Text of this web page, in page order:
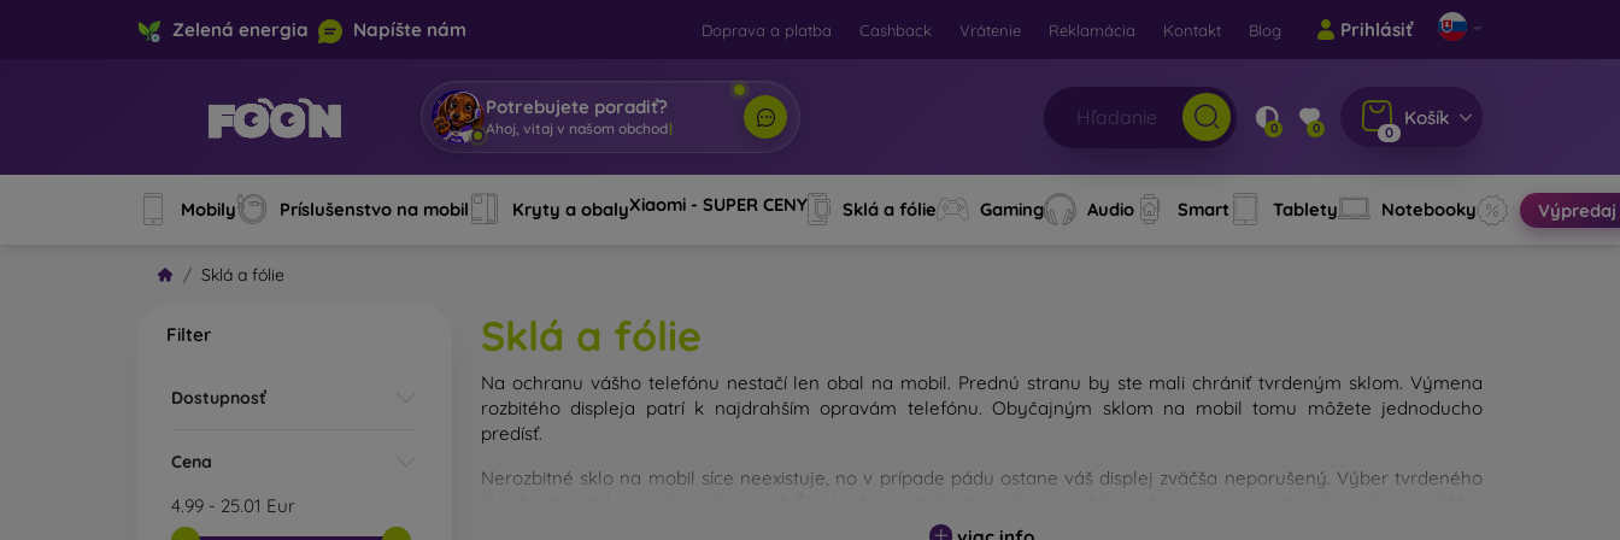
Zelená energia Napíšte nám Doprava a platba Cashback Vrátenie Reklamácia Kontakt Blog Prihlásiť
Potrebujete poradiť?
Som M| 0 0 0
Košík
Mobily Príslušenstvo na mobil Kryty a obalyXiaomi - SUPER CENY Sklá a fólie Gaming Audio Smart Tablety Notebooky Výpredaj
Sklá a fólie
Filter
Dostupnosť
Cena
4.99 - 25.01 Eur
Sklá a fólie
Na ochranu vášho telefónu nestačí len obal na mobil. Prednú stranu by ste mali chrániť tvrdeným sklom. Výmena
rozbitého displeja patrí k najdrahším opravám telefónu. Obyčajným sklom na mobil tomu môžete jednoducho
predísť.
Nerozbitné sklo na mobil síce neexistuje, no v prípade pádu ostane váš displej zväčša neporušený. Výber tvrdeného
Na trhu existujú rôzne druhy tvrdených skiel na mobil. Na čo by ste sa mali pri výbere zamerať?